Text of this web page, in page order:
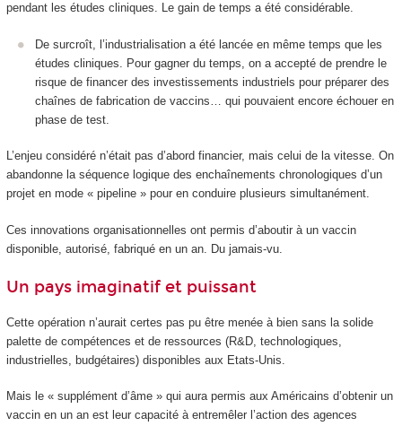
pendant les études cliniques. Le gain de temps a été considérable.
De surcroît, l’industrialisation a été lancée en même temps que les
études cliniques. Pour gagner du temps, on a accepté de prendre le
risque de financer des investissements industriels pour préparer des
chaînes de fabrication de vaccins… qui pouvaient encore échouer en
phase de test.
L’enjeu considéré n’était pas d’abord financier, mais celui de la vitesse. On
abandonne la séquence logique des enchaînements chronologiques d’un
projet en mode « pipeline » pour en conduire plusieurs simultanément.
Ces innovations organisationnelles ont permis d’aboutir à un vaccin
disponible, autorisé, fabriqué en un an. Du jamais-vu.
Un pays imaginatif et puissant
Cette opération n’aurait certes pas pu être menée à bien sans la solide
palette de compétences et de ressources (R&D, technologiques,
industrielles, budgétaires) disponibles aux Etats-Unis.
Mais le « supplément d’âme » qui aura permis aux Américains d’obtenir un
vaccin en un an est leur capacité à entremêler l’action des agences